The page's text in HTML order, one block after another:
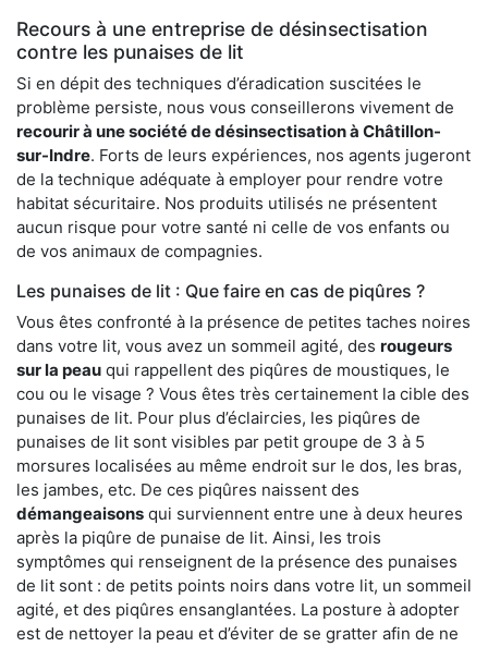
Recours à une entreprise de désinsectisation
contre les punaises de lit
Si en dépit des techniques d’éradication suscitées le
problème persiste, nous vous conseillerons vivement de
recourir à une société de désinsectisation à Châtillon-
sur-Indre. Forts de leurs expériences, nos agents jugeront
de la technique adéquate à employer pour rendre votre
habitat sécuritaire. Nos produits utilisés ne présentent
aucun risque pour votre santé ni celle de vos enfants ou
de vos animaux de compagnies.
Les punaises de lit : Que faire en cas de piqûres ?
Vous êtes confronté à la présence de petites taches noires
dans votre lit, vous avez un sommeil agité, des rougeurs
sur la peau qui rappellent des piqûres de moustiques, le
cou ou le visage ? Vous êtes très certainement la cible des
punaises de lit. Pour plus d’éclaircies, les piqûres de
punaises de lit sont visibles par petit groupe de 3 à 5
morsures localisées au même endroit sur le dos, les bras,
les jambes, etc. De ces piqûres naissent des
démangeaisons qui surviennent entre une à deux heures
après la piqûre de punaise de lit. Ainsi, les trois
symptômes qui renseignent de la présence des punaises
de lit sont : de petits points noirs dans votre lit, un sommeil
agité, et des piqûres ensanglantées. La posture à adopter
est de nettoyer la peau et d’éviter de se gratter afin de ne